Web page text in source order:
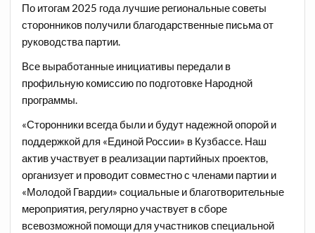
По итогам 2025 года лучшие региональные советы
сторонников получили благодарственные письма от
руководства партии.
Все выработанные инициативы передали в
профильную комиссию по подготовке Народной
программы.
«Сторонники всегда были и будут надежной опорой и
поддержкой для «Единой России» в Кузбассе. Наш
актив участвует в реализации партийных проектов,
организует и проводит совместно с членами партии и
«Молодой Гвардии» социальные и благотворительные
мероприятия, регулярно участвует в сборе
всевозможной помощи для участников специальной